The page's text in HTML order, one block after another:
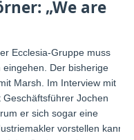
„We are
Ecclesia-Gruppe muss
Der bisherige
Marsh. Im Interview mit
Jochen
er sich sogar eine
vorstellen kann